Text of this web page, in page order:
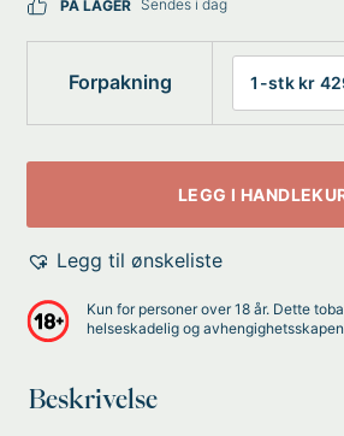
PÅ LAGER Sendes i dag
Forpakning
LEGG I
Legg til ønskeliste
Kun for personer over 18 år. Dette
helseskadelig og
Beskrivelse